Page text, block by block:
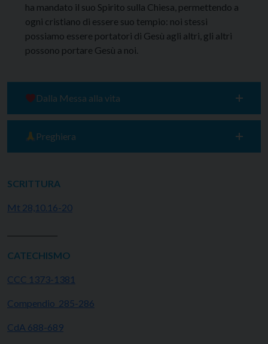
ha mandato il suo Spirito sulla Chiesa, permettendo a
ogni cristiano di essere suo tempio: noi stessi
possiamo essere portatori di Gesù agli altri, gli altri
possono portare Gesù a noi.
Dalla Messa alla vita
Preghiera
SCRITTURA
Mt 28,10.16-20
CATECHISMO
CCC 1373-1381
Compendio 285-286
CdA 688-689